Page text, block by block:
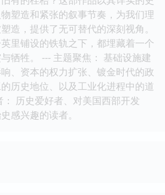
塑造和紧张的叙事节奏，为我们理
造，提供了无可替代的深刻视角。
里铺设的铁轨之下，都埋藏着一个
牺牲。 --- 主题聚焦： 基础设施建
、资本的权力扩张、镀金时代的政
历史地位、以及工业化进程中的道
历史爱好者、对美国西部开发
感兴趣的读者。